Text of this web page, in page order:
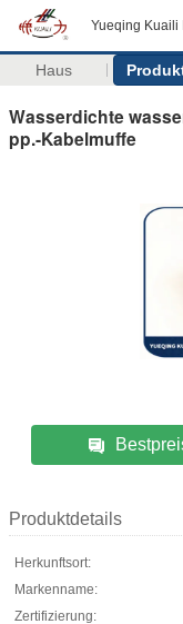
Yueqing Kuaili
Haus
Wasserdichte
pp.-Kabelmuffe
Produktdetails
Herkunftsort:
Markenname:
Zertifizierung: